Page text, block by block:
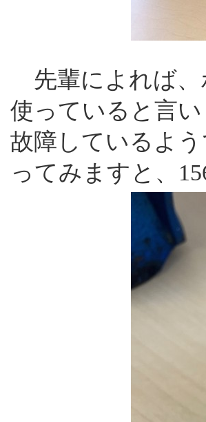
先輩によれば、
使っていると言
故障しているよ
ってみますと、